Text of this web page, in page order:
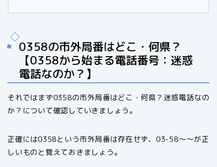
0358の市外局番はどこ・何県？
【0358から始まる電話番号：迷惑
電話なのか？】
それではまず0358の市外局番はどこ・何県？迷惑電話なの
か？について確認していきましょう。
正確には0358という市外局番は存在せず、03-58～～が正
しいものと覚えておきましょう。